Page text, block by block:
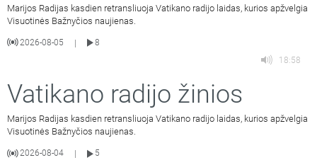
Marijos Radijas kasdien retransliuoja Vatikano radijo laidas, kurios apžvelgia
Visuotinės Bažnyčios naujienas.
2026-08-05 |
8
18:58
Vatikano radijo žinios
Marijos Radijas kasdien retransliuoja Vatikano radijo laidas, kurios apžvelgia
Visuotinės Bažnyčios naujienas.
2026-08-04
5